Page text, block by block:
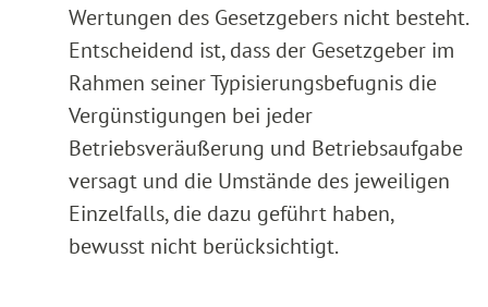
Wertungen des Gesetzgebers nicht besteht.
Entscheidend ist, dass der Gesetzgeber im
Rahmen seiner Typisierungsbefugnis die
Vergünstigungen bei jeder
Betriebsveräußerung und Betriebsaufgabe
versagt und die Umstände des jeweiligen
Einzelfalls, die dazu geführt haben,
bewusst nicht berücksichtigt.